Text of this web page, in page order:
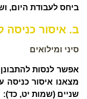
ביחס לעבודת היום,
ב. איסור כניסה
סיני ומילואים
אפשר לנסות
מצאנו איסור
שניים (שמות יט, כד):